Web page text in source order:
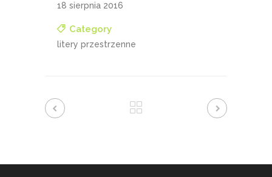
18 sierpnia 2016
Category
litery przestrzenne